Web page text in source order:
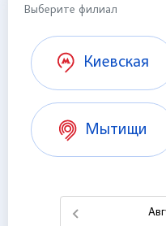
Выберите филиал
Киевская
Мытищи